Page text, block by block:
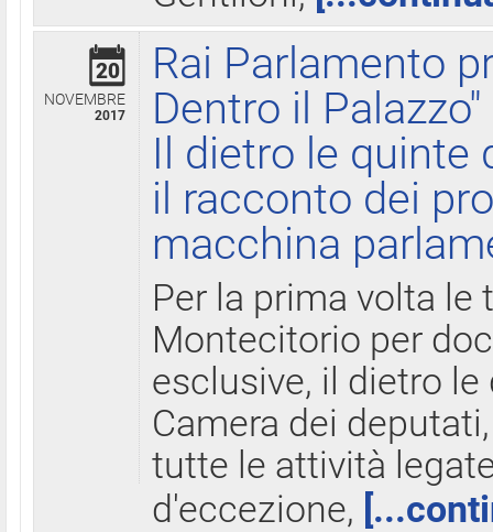
20
NOVEMBRE
2017
Rai Parlamento
Dentro il Palazzo"
Il dietro le quinte
il racconto dei
macchina
Per la prima volta le
Montecitorio per
esclusive, il dietro
Camera dei
tutte le attività
d'eccezione,